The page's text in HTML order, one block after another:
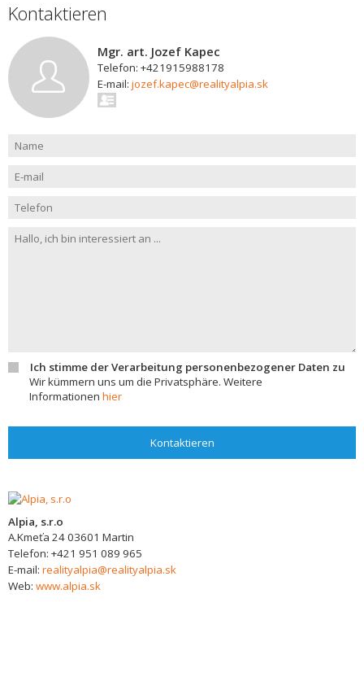
Kontaktieren
Mgr. art. Jozef Kapec
Telefon: +421915988178
E-mail: jozef.kapec@realityalpia.sk
Ich stimme der Verarbeitung personenbezogener Daten zu
Wir kümmern uns um die Privatsphäre. Weitere
Informationen hier
Kontaktieren
Alpia, s.r.o
A.Kmeťa 2403601 Martin
Telefon: +421 951 089 965
E-mail: realityalpia@realityalpia.sk
Web: www.alpia.sk